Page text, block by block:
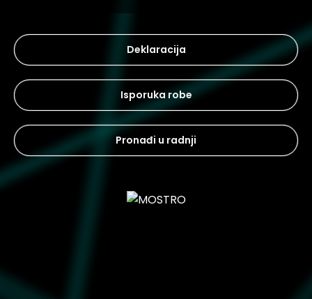
Deklaracija
Isporuka robe
Pronađi u radnji